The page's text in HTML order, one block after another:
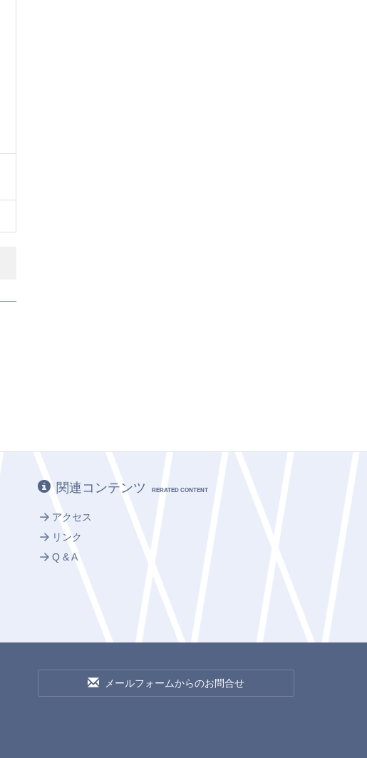
関連コンテンツ RERATED CONTENT
アクセス
リンク
Q & A
メールフォームからのお問合せ